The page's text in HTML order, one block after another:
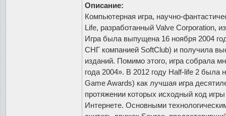
Описание:
Компьютерная игра, научно-
Life, разработанный Valve Corporation,
Игра была выпущена 16 ноября 2004
СНГ компанией SoftClub) и получила
изданий. Помимо этого, игра собрала
года 2004». В 2012 году Half-life 2 была
Game Awards) как лучшая игра
протяжении которых исходный код
Интернете. Основными